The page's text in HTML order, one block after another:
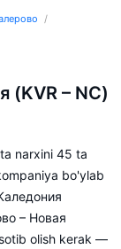
(KVR – NC)
narxini 45 ta
bo'ylab
– Новая
olish kerak —